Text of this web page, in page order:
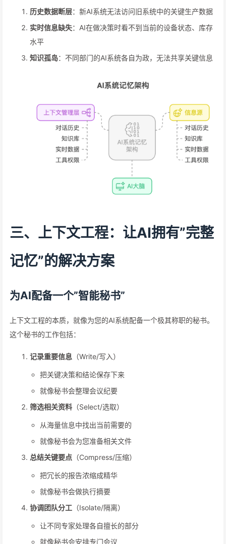
历史数据断层：新AI系统无法访问旧系统中的关键生产数据
实时信息缺失：AI在做决策时看不到当前的设备状态、库存
水平
知识孤岛：不同部门的AI系统各自为政，无法共享关键信息
三、上下文工程：让AI拥有”完整
记忆”的解决方案
为AI配备一个”智能秘书”
上下文工程的本质，就像为您的AI系统配备一个极其称职的秘书。
这个秘书的工作包括：
记录重要信息 （Write/写入）
把关键决策和结论保存下来
就像秘书会整理会议纪要
筛选相关资料 （Select/选取）
从海量信息中找出当前需要的
就像秘书会为您准备相关文件
总结关键要点 （Compress/压缩）
把冗长的报告浓缩成精华
就像秘书会做执行摘要
协调团队分工 （Isolate/隔离）
让不同专家处理各自擅长的部分
就像秘书会安排专门会议